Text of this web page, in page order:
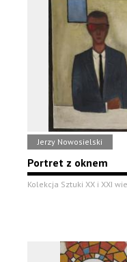
Jerzy Nowosielski
Portret z oknem
Kolekcja Sztuki XX i XXI